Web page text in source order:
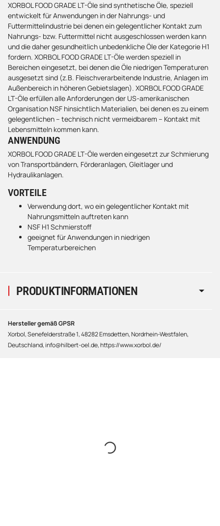
PRODUKTINFORMATIONEN
XORBOL FOOD GRADE LT-Öle sind synthetische Öle, speziell
entwickelt für Anwendungen in der Nahrungs- und
Futtermittelindustrie bei denen ein gelegentlicher Kontakt zum
Nahrungs- bzw. Futtermittel nicht ausgeschlossen werden kann
und die daher gesundheitlich unbedenkliche Öle der Kategorie H1
fordern. XORBOL FOOD GRADE LT-Öle werden speziell in
Bereichen eingesetzt, bei denen die Öle niedrigen Temperaturen
ausgesetzt sind (z.B. Fleischverarbeitende Industrie, Anlagen im
Außenbereich in höheren Gebietslagen). XORBOL FOOD GRADE
LT-Öle erfüllen alle Anforderungen der US-amerikanischen
Organisation NSF hinsichtlich Materialien, bei denen es zu einem
gelegentlichen – technisch nicht vermeidbarem – Kontakt mit
Lebensmitteln kommen kann.
ANWENDUNG
XORBOL FOOD GRADE LT-Öle werden eingesetzt zur Schmierung
von Transportbändern, Förderanlagen, Gleitlager und
Hydraulikanlagen.
VORTEILE
Verwendung dort, wo ein gelegentlicher Kontakt mit
Nahrungsmitteln auftreten kann
NSF H1 Schmierstoff
geeignet für Anwendungen in niedrigen
Temperaturbereichen
Hersteller gemäß GPSR
Xorbol, Senefelderstraße 1, 48282 Emsdetten, Nordrhein-Westfalen,
Deutschland, info@hilbert-oel.de, https://www.xorbol.de/